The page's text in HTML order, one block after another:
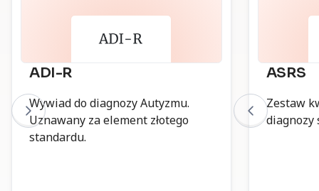
ADI-R
Wywiad do diagnozy Autyzmu.
Uznawany za element złotego
standardu.
ASRS
Zestaw
diagnozy